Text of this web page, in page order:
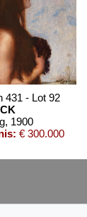
431 - Lot 92
, 1900
€ 300.000